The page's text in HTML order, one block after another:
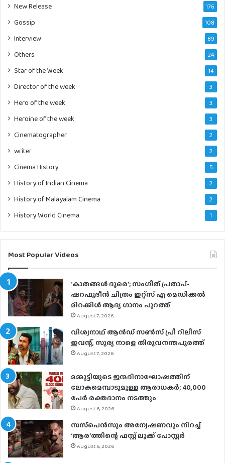
New Release 176
Gossip 108
Interview 89
Others 24
Star of the Week 14
Director of the week 3
Hero of the week 3
Heroine of the week 3
Cinematographer 2
writer 2
Cinema History 5
History of Indian Cinema 2
History of Malayalam Cinema 2
History World Cinema 1
Most Popular Videos
‘കാതങ്ങൾ ദൂരെ’; സംഗീത് പ്രതാപ്-
ഷറഫുദീൻ ചിത്രം ഇറ്റ്സ് എ മെഡിക്കൽ
മിറക്കിൾ ആദ്യ ഗാനം പുറത്ത്
August 7, 2026
വിശ്വനാഥ് ആന്‍ഡ് സണ്‍സ് പ്രീ റിലീസ്
ഇവന്റ്, സൂര്യ നാളെ തിരുവനന്തപുരത്ത്
August 7, 2026
മമ്മൂട്ടിയുടെ ജന്മദിനാഘോഷത്തിന്
ലോകമെമ്പാടുമുള്ള ആരാധകര്‍; 40,000
പേര്‍ രക്തദാനം നടത്തും
August 6, 2026
സസ്‌പെന്‍സും അന്വേഷണവും നിറച്ച്
‘ആര’ത്തിന്റെ ഫസ്റ്റ് ലുക്ക് പോസ്റ്റര്‍
August 6, 2026